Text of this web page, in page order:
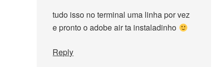
tudo isso no terminal uma linha por vez
e pronto o adobe air ta instaladinho
Reply